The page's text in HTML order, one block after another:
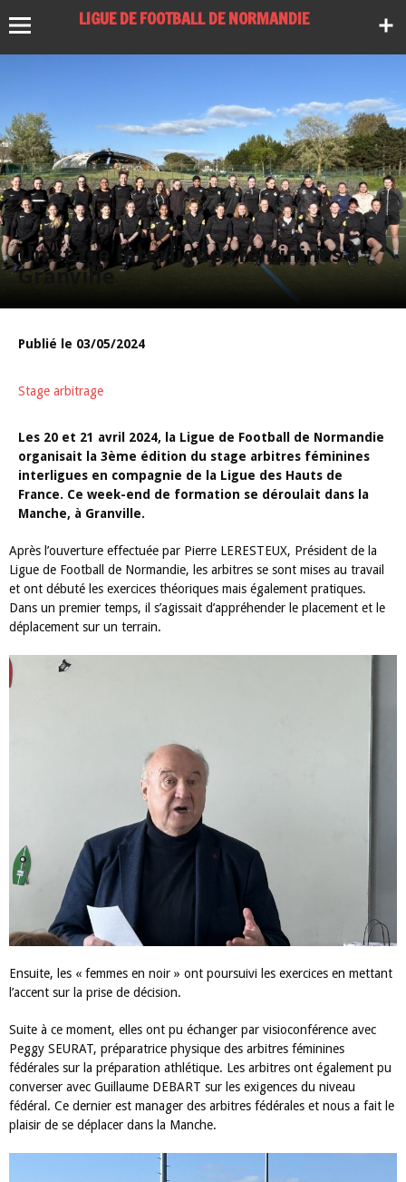
LIGUE DE FOOTBALL DE NORMANDIE
Un stage interligues féminines à
Granville
Publié le 03/05/2024
Stage arbitrage
Les 20 et 21 avril 2024, la Ligue de Football de Normandie
organisait la 3ème édition du stage arbitres féminines
interligues en compagnie de la Ligue des Hauts de
France. Ce week-end de formation se déroulait dans la
Manche, à Granville.
Après l’ouverture effectuée par Pierre LERESTEUX, Président de la
Ligue de Football de Normandie, les arbitres se sont mises au travail
et ont débuté les exercices théoriques mais également pratiques.
Dans un premier temps, il s’agissait d’appréhender le placement et le
déplacement sur un terrain.
Ensuite, les « femmes en noir » ont poursuivi les exercices en mettant
l’accent sur la prise de décision.
Suite à ce moment, elles ont pu échanger par visioconférence avec
Peggy SEURAT, préparatrice physique des arbitres féminines
fédérales sur la préparation athlétique. Les arbitres ont également pu
converser avec Guillaume DEBART sur les exigences du niveau
fédéral. Ce dernier est manager des arbitres fédérales et nous a fait le
plaisir de se déplacer dans la Manche.